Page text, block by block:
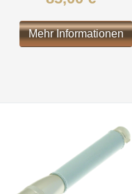
Mehr Informationen